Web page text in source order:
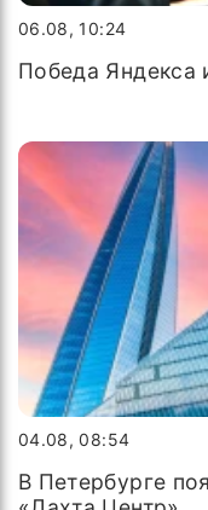
06.08, 10:24
Победа Яндекса
04.08, 08:54
В Петербурге